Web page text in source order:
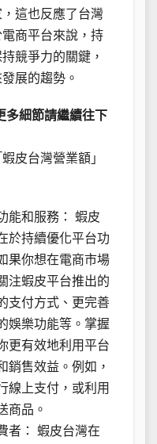
這也反應了台灣
商平台來說，持
競爭力的關鍵，
展的趨勢。
多細節請繼續往下
皮台灣營業額」
能和服務： 蝦皮
於持續優化平台功
果你想在電商市場
注蝦皮平台推出的
支付方式、更完善
娛樂功能等。掌握
更有效地利用平台
銷售效益。例如，
線上支付，或利用
商品。
者： 蝦皮台灣在